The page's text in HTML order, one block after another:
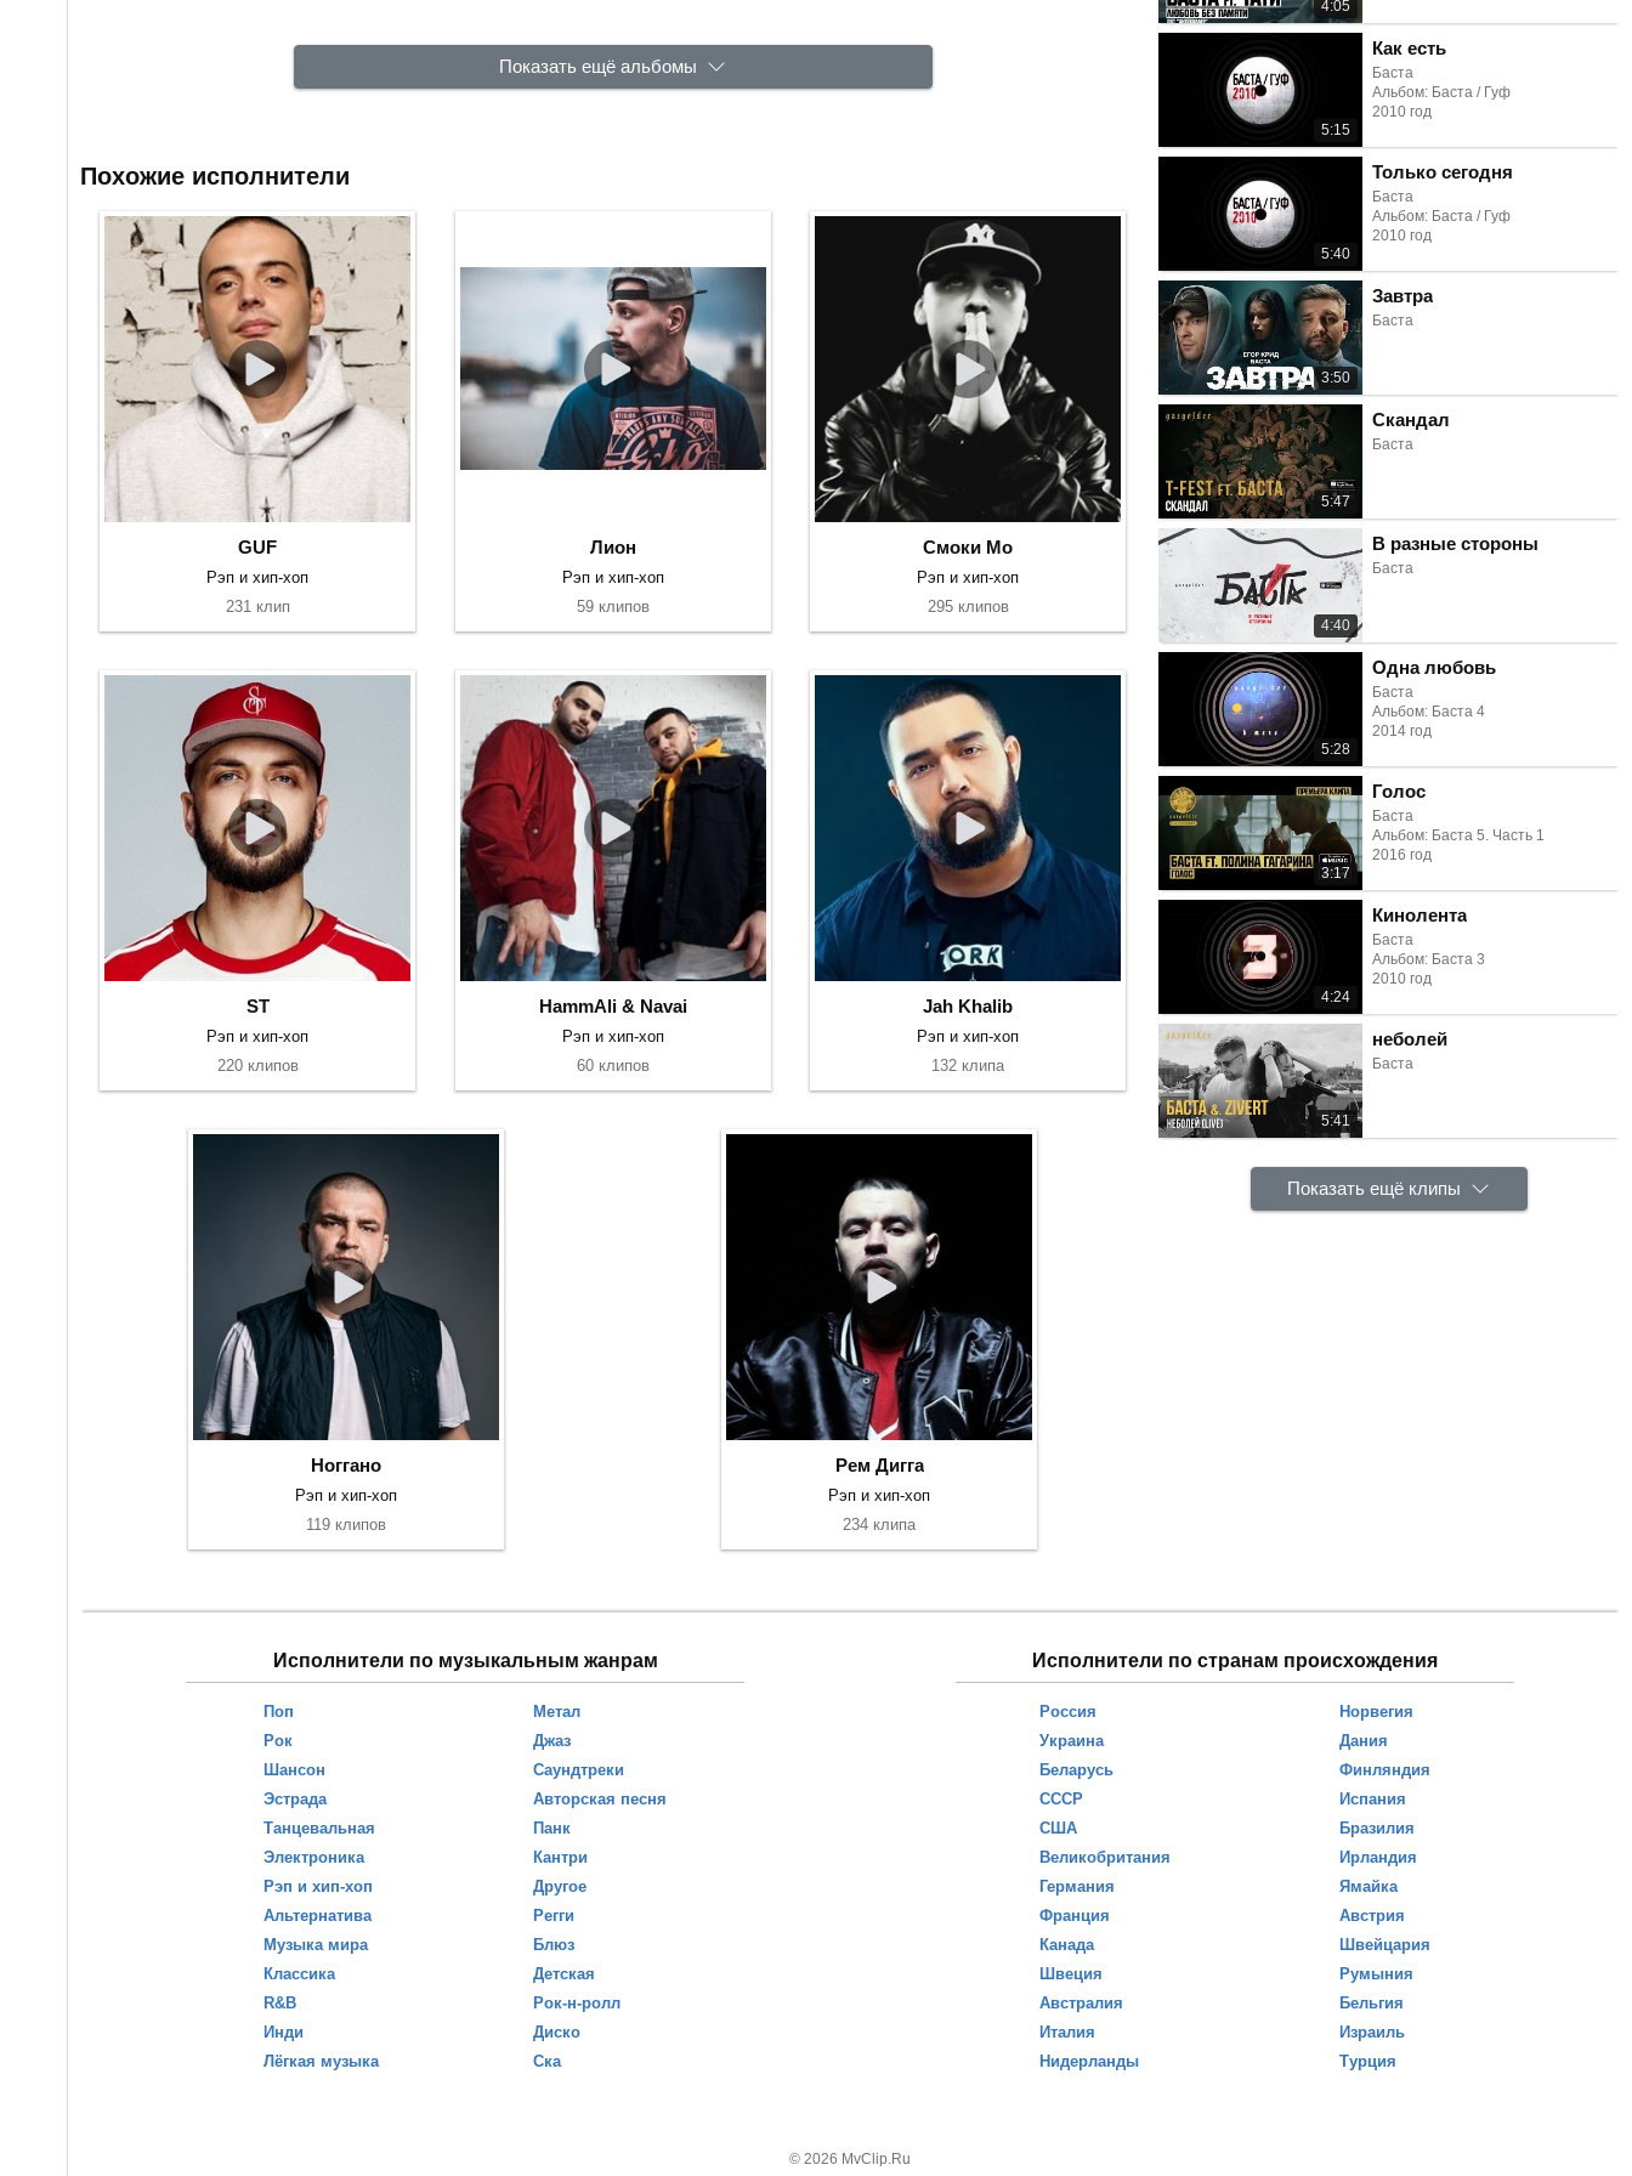
4:05
5:15
Как есть
Баста
Альбом: Баста / Гуф
2010 год
5:40
Только сегодня
Баста
Альбом: Баста / Гуф
2010 год
3:50
Завтра
Баста
5:47
Скандал
Баста
4:40
В разные стороны
Баста
5:28
Одна любовь
Баста
Альбом: Баста 4
2014 год
3:17
Голос
Баста
Альбом: Баста 5. Часть 1
2016 год
4:24
Кинолента
Баста
Альбом: Баста 3
2010 год
5:41
неболей
Баста
Показать ещё клипы
Показать ещё альбомы
Похожие исполнители
GUF
Рэп и хип-хоп
231 клип
Лион
Рэп и хип-хоп
59 клипов
Смоки Мо
Рэп и хип-хоп
295 клипов
ST
Рэп и хип-хоп
220 клипов
HammAli & Navai
Рэп и хип-хоп
60 клипов
Jah Khalib
Рэп и хип-хоп
132 клипа
Ноггано
Рэп и хип-хоп
119 клипов
Рем Дигга
Рэп и хип-хоп
234 клипа
Исполнители по музыкальным жанрам
Поп
Рок
Шансон
Эстрада
Танцевальная
Электроника
Рэп и хип-хоп
Альтернатива
Музыка мира
Классика
R&B
Инди
Лёгкая музыка
Метал
Джаз
Саундтреки
Авторская песня
Панк
Кантри
Другое
Регги
Блюз
Детская
Рок-н-ролл
Диско
Ска
Исполнители по странам происхождения
Россия
Украина
Беларусь
СССР
США
Великобритания
Германия
Франция
Канада
Швеция
Австралия
Италия
Нидерланды
Норвегия
Дания
Финляндия
Испания
Бразилия
Ирландия
Ямайка
Австрия
Швейцария
Румыния
Бельгия
Израиль
Турция
© 2026 MvClip.Ru